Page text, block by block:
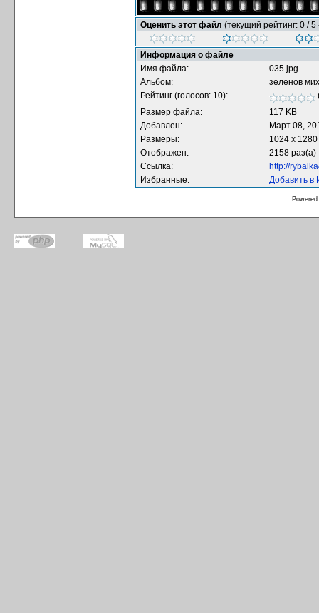
Оценить этот файл (текущий рейтинг: 0 / 5
Информация о файле
Имя файла:
035.jpg
Альбом:
зеленов
Рейтинг (голосов: 10):
Размер файла:
117 KB
Добавлен:
Март 08,
Размеры:
1024 x
Отображен:
2158 раз(а)
Ссылка:
http://
Избранные:
Добавить в